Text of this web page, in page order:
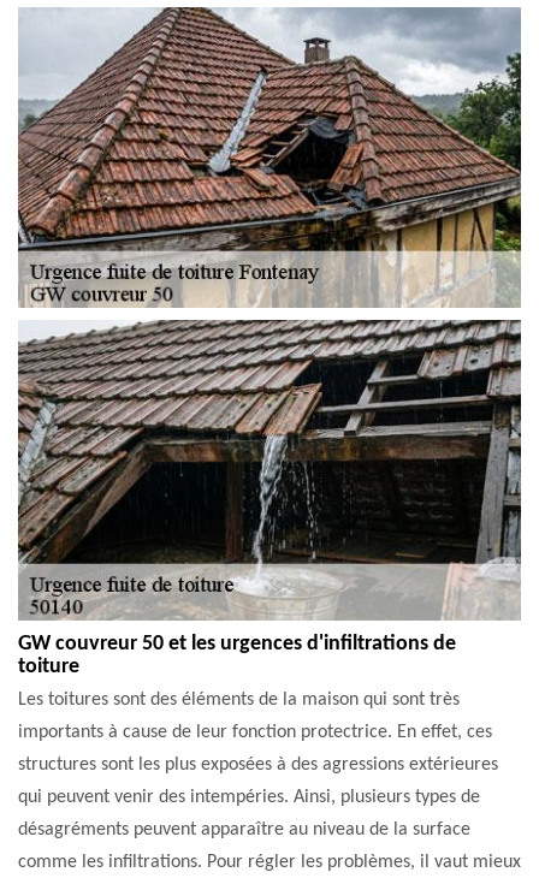
GW couvreur 50 et les urgences d'infiltrations de
toiture
Les toitures sont des éléments de la maison qui sont très
importants à cause de leur fonction protectrice. En effet, ces
structures sont les plus exposées à des agressions extérieures
qui peuvent venir des intempéries. Ainsi, plusieurs types de
désagréments peuvent apparaître au niveau de la surface
comme les infiltrations. Pour régler les problèmes, il vaut mieux